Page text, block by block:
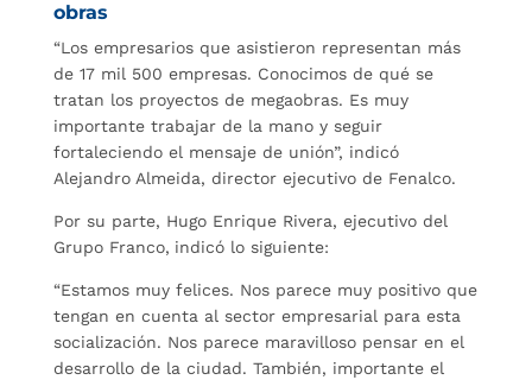
obras
“Los empresarios que asistieron representan más
de 17 mil 500 empresas. Conocimos de qué se
tratan los proyectos de megaobras. Es muy
importante trabajar de la mano y seguir
fortaleciendo el mensaje de unión”, indicó
Alejandro Almeida, director ejecutivo de Fenalco.
Por su parte, Hugo Enrique Rivera, ejecutivo del
Grupo Franco, indicó lo siguiente:
“Estamos muy felices. Nos parece muy positivo que
tengan en cuenta al sector empresarial para esta
socialización. Nos parece maravilloso pensar en el
desarrollo de la ciudad. También, importante el